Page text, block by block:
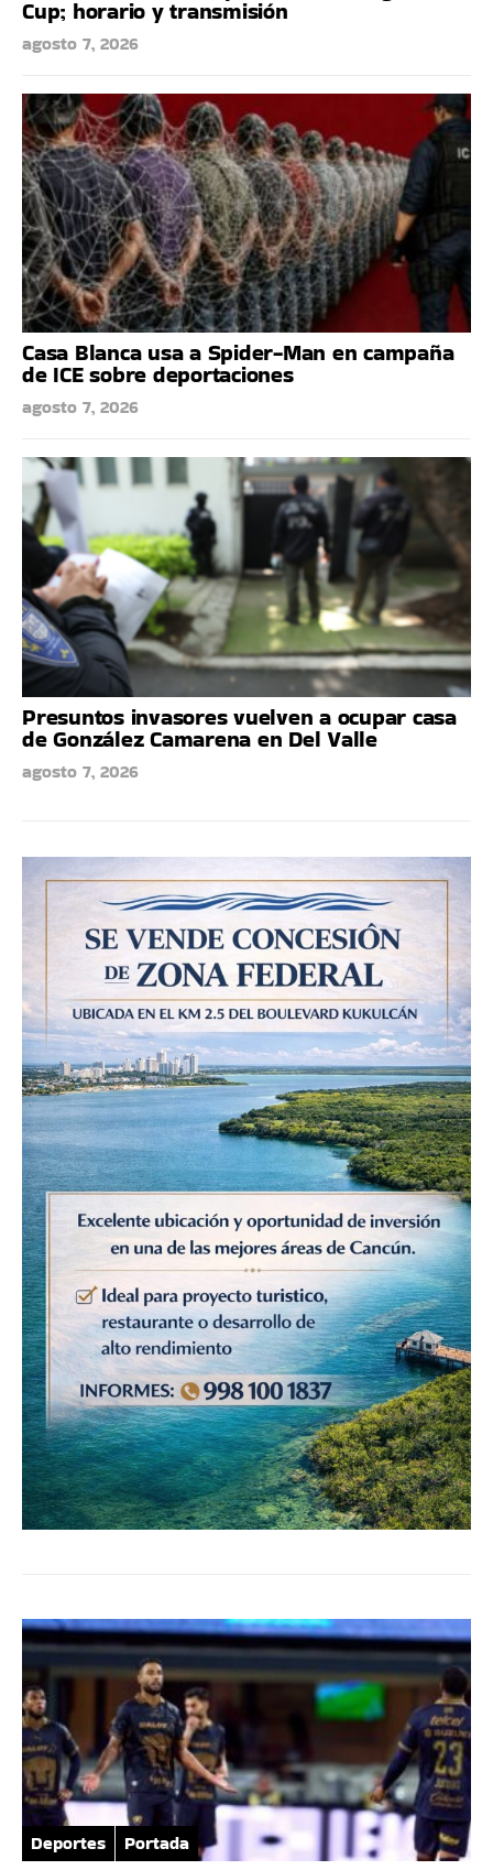
Cup; horario y transmisión
agosto 7, 2026
Casa Blanca usa a Spider-Man en campaña
de ICE sobre deportaciones
agosto 7, 2026
Presuntos invasores vuelven a ocupar casa
de González Camarena en Del Valle
agosto 7, 2026
Deportes Portada